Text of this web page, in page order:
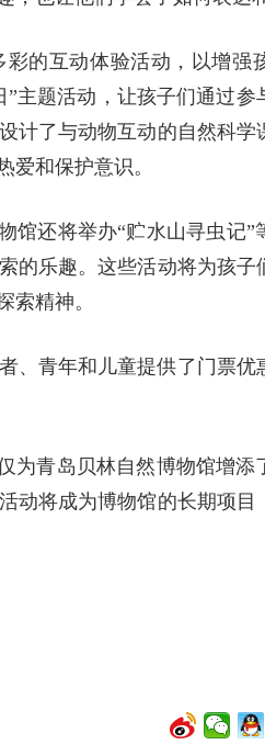
的互动体验活动，以增强
主题活动，让孩子们通过参
计了与动物互动的自然科学
爱和保护意识。
馆还将举办“贮水山寻虫记
的乐趣。这些活动将为孩子
索精神。
、青年和儿童提供了门票优
为青岛贝林自然博物馆增添
动将成为博物馆的长期项目